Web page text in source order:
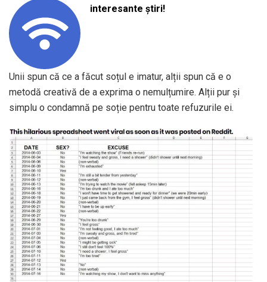
interesante știri!
Unii spun că ce a făcut soțul e imatur, alții spun că e o
metodă creativă de a exprima o nemulțumire. Alții pur și
simplu o condamnă pe soție pentru toate refuzurile ei.